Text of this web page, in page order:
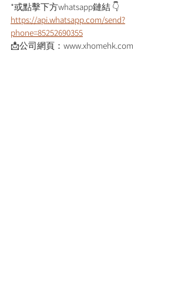
*或點擊下方whatsapp鏈結 👇
https://api.whatsapp.com/send?
phone=85252690355
📩公司網頁：www.xhomehk.com